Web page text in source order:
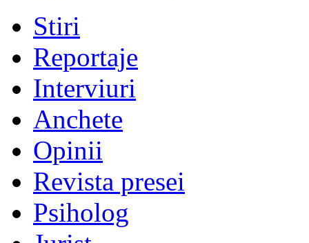
Stiri
Reportaje
Interviuri
Anchete
Opinii
Revista presei
Psiholog